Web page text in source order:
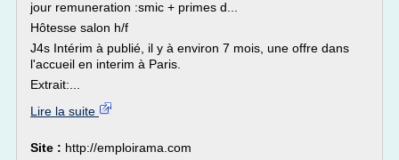
jour remuneration :smic + primes d...
Hôtesse salon h/f
J4s Intérim à publié, il y à environ 7 mois, une offre dans
l'accueil en interim à Paris.
Extrait:...
Lire la suite
Site : http://emploirama.com